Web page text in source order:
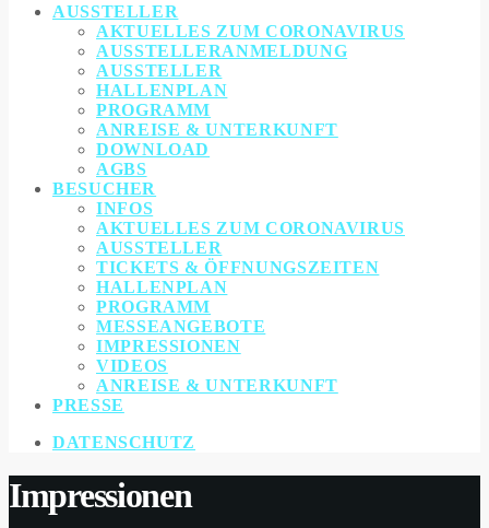
AUSSTELLER
AKTUELLES ZUM CORONAVIRUS
AUSSTELLERANMELDUNG
AUSSTELLER
HALLENPLAN
PROGRAMM
ANREISE & UNTERKUNFT
DOWNLOAD
AGBS
BESUCHER
INFOS
AKTUELLES ZUM CORONAVIRUS
AUSSTELLER
TICKETS & ÖFFNUNGSZEITEN
HALLENPLAN
PROGRAMM
MESSEANGEBOTE
IMPRESSIONEN
VIDEOS
ANREISE & UNTERKUNFT
PRESSE
DATENSCHUTZ
Impressionen